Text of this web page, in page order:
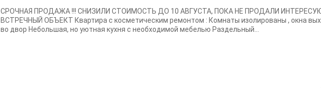
СРОЧНАЯ ПРОДАЖА !!! СНИЗИЛИ СТОИМОСТЬ ДО 10 АВГУСТА, ПОКА НЕ ПРОДАЛИ
ВСТРЕЧНЫЙ ОБЪЕКТ Квартира с косметическим ремонтом : Комнаты изолированы , окна
во двор Небольшая, но уютная кухня с необходимой мебелью Раздельный...